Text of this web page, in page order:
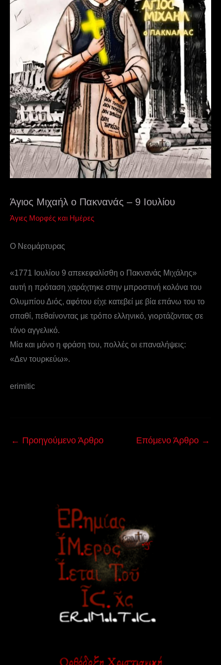
Άγιος Μιχαήλ ο Πακνανάς – 9 Ιουλίου
Άγιες Μορφές και Ημέρες
Ο Νεομάρτυρας
«1771 Ιουλίου 9 απεκεφαλίσθη ο Πακνανάς Μιχάλης»
αυτή η πρόταση χαράχτηκε στην μπροστινή κολόνα του
Ολυμπίου Διός, αφότου είχε κατεβεί με βία επάνω του το
σπαθί, πεθαίνοντας με τρόπο ελληνικό, γιορτάζοντας σε
τόνο αγγελικό.
Μία και μόνο η φράση του, πολλές οι επαναλήψεις:
«Δεν τουρκεύω».
erimitic
← Προηγούμενο Άρθρο Επόμενο Άρθρο →